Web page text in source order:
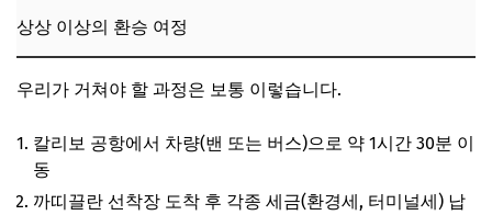
3. 포함 내역을 꼼꼼히 확인하세요
Q. 공항 미팅 장소는 찾기 쉬운가요?
상상 이상의 환승 여정
우리가 거쳐야 할 과정은 보통 이렇습니다.
칼리보 공항에서 차량(밴 또는 버스)으로 약 1시간 30분 이
동
까띠끌란 선착장 도착 후 각종 세금(환경세, 터미널세) 납